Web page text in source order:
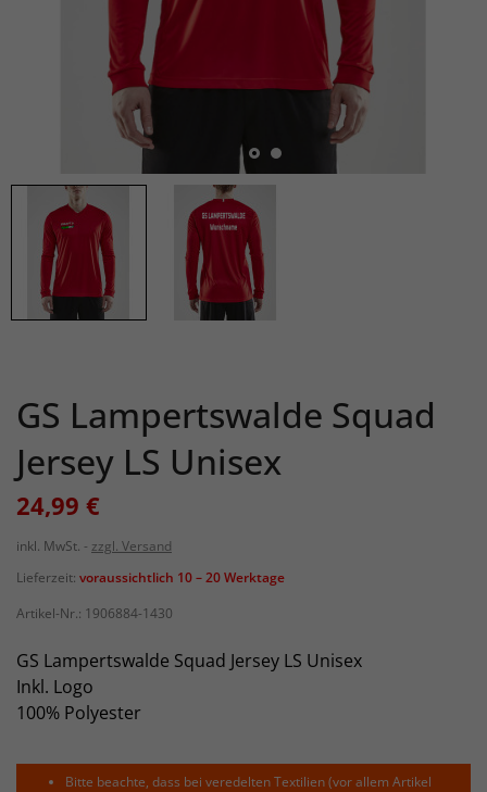
GS Lampertswalde Squad
Jersey LS Unisex
24,99 €
inkl. MwSt.
zzgl. Versand
Lieferzeit: voraussichtlich 10 – 20 Werktage
Artikel-Nr.: 1906884-1430
GS Lampertswalde Squad Jersey LS Unisex
Inkl. Logo
100% Polyester
Bitte beachte, dass bei veredelten Textilien (vor allem Artikel